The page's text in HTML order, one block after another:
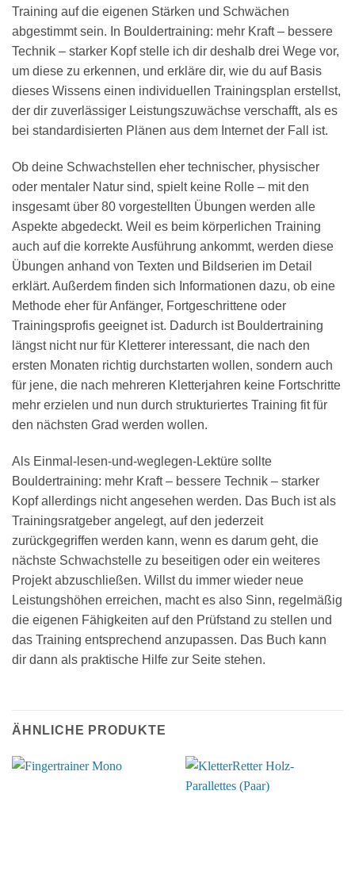
Training auf die eigenen Stärken und Schwächen
abgestimmt sein. In Bouldertraining: mehr Kraft – bessere
Technik – starker Kopf stelle ich dir deshalb drei Wege vor,
um diese zu erkennen, und erkläre dir, wie du auf Basis
dieses Wissens einen individuellen Trainingsplan erstellst,
der dir zuverlässiger Leistungszuwächse verschafft, als es
bei standardisierten Plänen aus dem Internet der Fall ist.
Ob deine Schwachstellen eher technischer, physischer
oder mentaler Natur sind, spielt keine Rolle – mit den
insgesamt über 80 vorgestellten Übungen werden alle
Aspekte abgedeckt. Weil es beim körperlichen Training
auch auf die korrekte Ausführung ankommt, werden diese
Übungen anhand von Texten und Bildserien im Detail
erklärt. Außerdem finden sich Informationen dazu, ob eine
Methode eher für Anfänger, Fortgeschrittene oder
Trainingsprofis geeignet ist. Dadurch ist Bouldertraining
längst nicht nur für Kletterer interessant, die nach den
ersten Monaten richtig durchstarten wollen, sondern auch
für jene, die nach mehreren Kletterjahren keine Fortschritte
mehr erzielen und nun durch strukturiertes Training fit für
den nächsten Grad werden wollen.
Als Einmal-lesen-und-weglegen-Lektüre sollte
Bouldertraining: mehr Kraft – bessere Technik – starker
Kopf allerdings nicht angesehen werden. Das Buch ist als
Trainingsratgeber angelegt, auf den jederzeit
zurückgegriffen werden kann, wenn es darum geht, die
nächste Schwachstelle zu beseitigen oder ein weiteres
Projekt abzuschließen. Willst du immer wieder neue
Leistungshöhen erreichen, macht es also Sinn, regelmäßig
die eigenen Fähigkeiten auf den Prüfstand zu stellen und
das Training entsprechend anzupassen. Das Buch kann
dir dann als praktische Hilfe zur Seite stehen.
ÄHNLICHE PRODUKTE